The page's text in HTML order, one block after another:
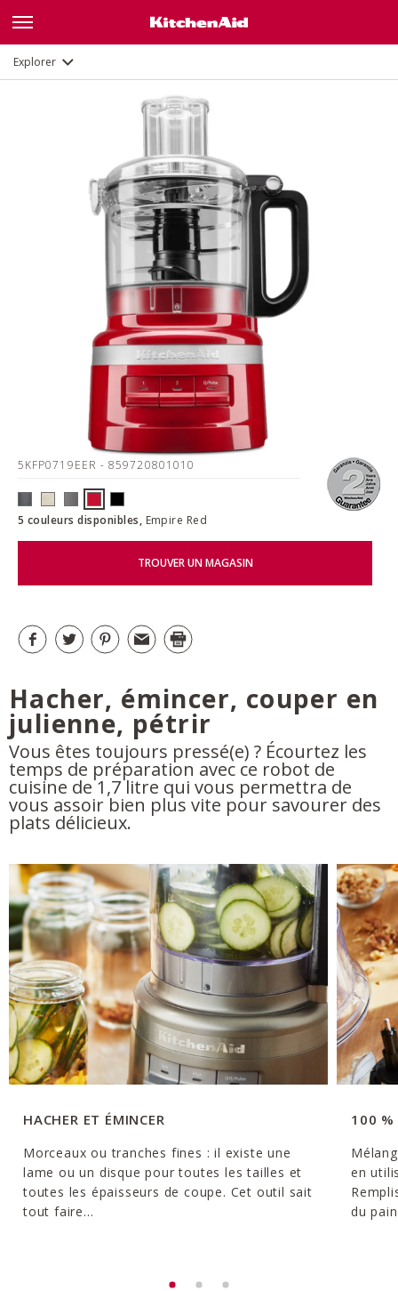
Explorer
5KFP0719EER - 859720801010
5 couleurs disponibles, Empire Red
TROUVER UN MAGASIN
Hacher, émincer, couper en
julienne, pétrir
Vous êtes toujours pressé(e) ? Écourtez les
temps de préparation avec ce robot de
cuisine de 1,7 litre qui vous permettra de
vous assoir bien plus vite pour savourer des
plats délicieux.
HACHER ET ÉMINCER
Morceaux ou tranches fines : il existe une
lame ou un disque pour toutes les tailles et
toutes les épaisseurs de coupe. Cet outil sait
tout faire...
100 %
en
du